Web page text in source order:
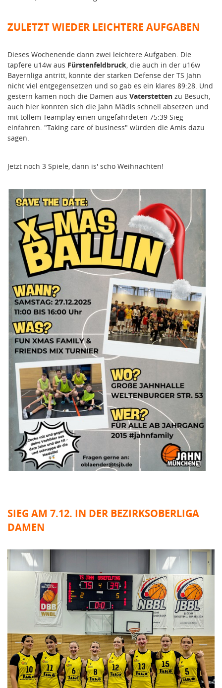
ZULETZT WIEDER LEICHTERE AUFGABEN
Dieses Wochenende dann zwei leichtere Aufgaben. Die
tapfere u14w aus Fürstenfeldbruck , die auch in der u16w
Bayernliga antritt, konnte der starken Defense der TS Jahn
nicht viel entgegensetzen und so gab es ein klares 89:28. Und
gestern kamen noch die Damen aus Vaterstetten zu Besuch,
auch hier konnten sich die Jahn Mädls schnell absetzen und
mit tollem Teamplay einen ungefährdeten 75:39 Sieg
einfahren. "Taking care of business" würden die Amis dazu
sagen.
Jetzt noch 3 Spiele, dann is' scho Weihnachten!
SIEG AM 7.12. IN DER BEZIRKSOBERLIGA
DAMEN